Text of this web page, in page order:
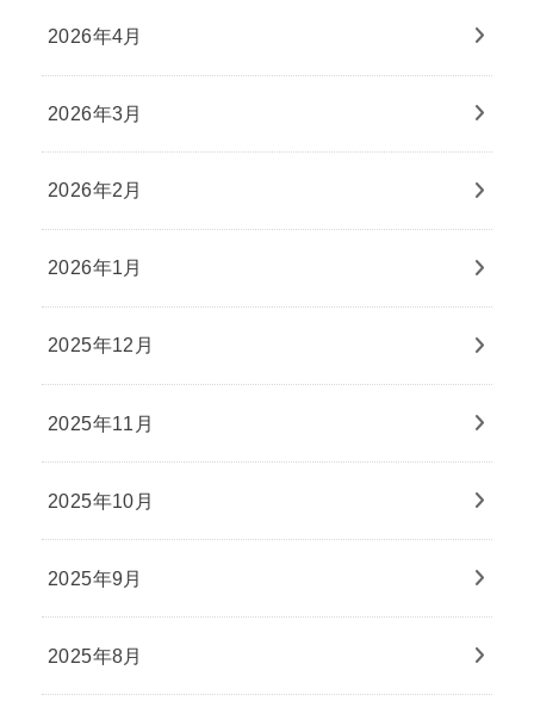
2026年4月
2026年3月
2026年2月
2026年1月
2025年12月
2025年11月
2025年10月
2025年9月
2025年8月